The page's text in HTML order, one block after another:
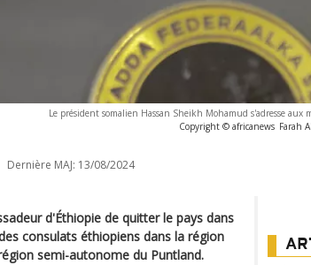
Le président somalien Hassan Sheikh Mohamud s'adresse
Copyright © africanews Farah
Dernière MAJ: 13/08/2024
d'Éthiopie de quitter le pays dans
consulats éthiopiens dans la région
semi-autonome du Puntland.